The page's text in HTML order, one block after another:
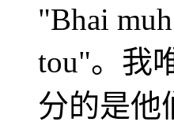
"Bhai
tou"。我
分的是他